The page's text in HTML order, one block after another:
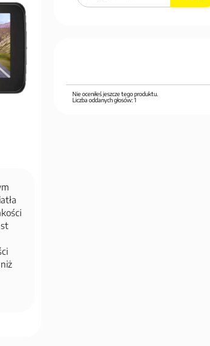
Nie oceniłeś jeszcze tego produktu.
Liczba oddanych głosów:1